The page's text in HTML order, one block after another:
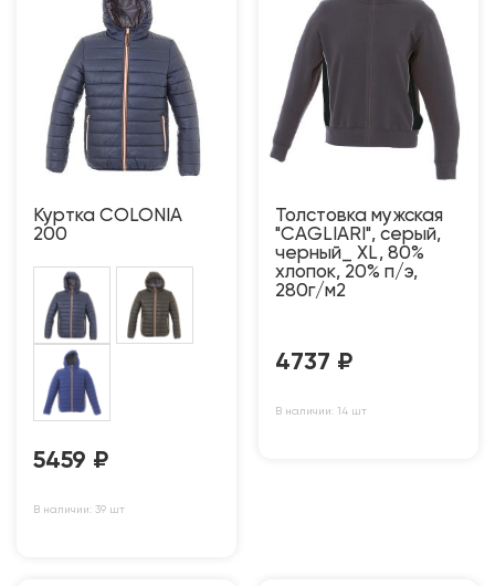
Куртка COLONIA
200
5459 ₽
В наличии: 39 шт
Толстовка мужская
"CAGLIARI", серый,
черный_ XL, 80%
хлопок, 20% п/э,
280г/м2
4737 ₽
В наличии: 14 шт